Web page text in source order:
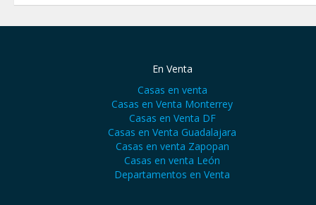
En Venta
Casas en venta
Casas en Venta Monterrey
Casas en Venta DF
Casas en Venta Guadalajara
Casas en venta Zapopan
Casas en venta León
Departamentos en Venta